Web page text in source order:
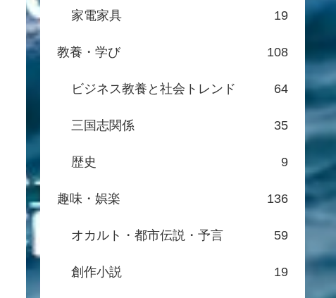
家電家具 19
教養・学び 108
ビジネス教養と社会トレンド 64
三国志関係 35
歴史 9
趣味・娯楽 136
オカルト・都市伝説・予言 59
創作小説 19